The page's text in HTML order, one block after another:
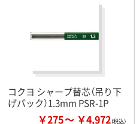
コクヨ シャープ替芯（吊り下
げパック）1.3mm PSR-1P
￥275 ￥4,972